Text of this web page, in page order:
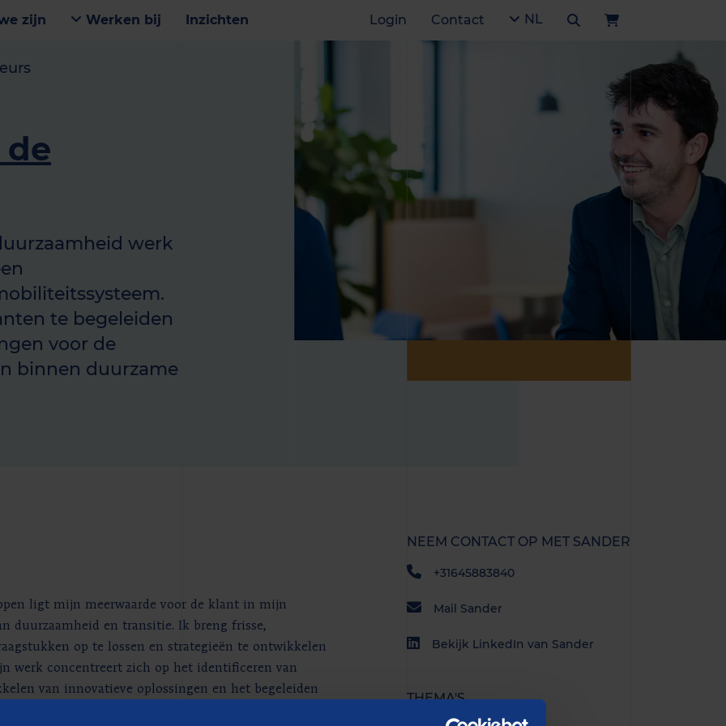
zijn Werken bij Inzichten Login Contact NL
de
werk
te begeleiden
voor de
binnen duurzame
ligt mijn meerwaarde voor de klant in mijn
duurzaamheid en transitie. Ik breng frisse,
op te lossen en strategieën te ontwikkelen
werk concentreert zich op het identificeren van
van innovatieve oplossingen en het begeleiden
NEEM CONTACT OP MET SANDER
+31645883840
Mail Sander
Bekijk LinkedIn van Sander
THEMA'S